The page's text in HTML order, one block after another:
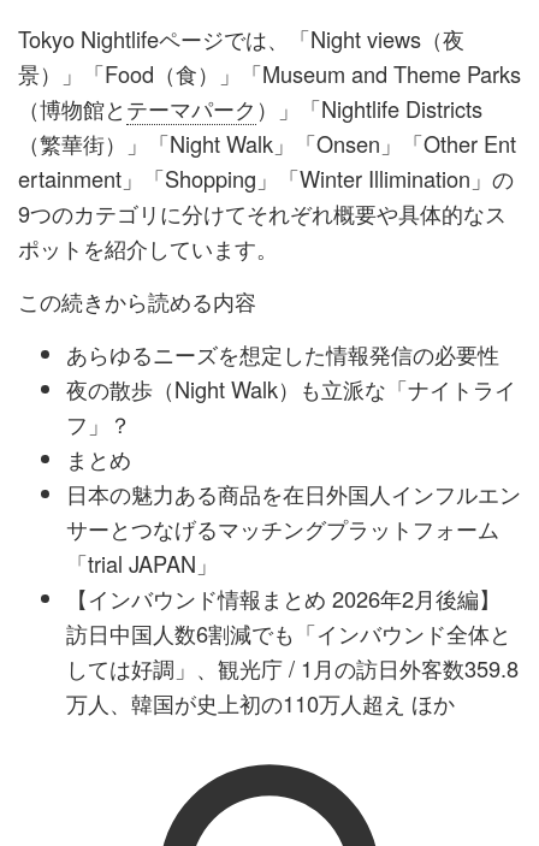
Tokyo Nightlifeページでは、「Night views（夜
景）」「Food（食）」「Museum and Theme Parks
（博物館とテーマパーク ）」「Nightlife Districts
（繁華街）」「Night Walk」「Onsen」「Other Ent
ertainment」「Shopping」「Winter Illimination」の
9つのカテゴリに分けてそれぞれ概要や具体的なス
ポットを紹介しています。
この続きから読める内容
あらゆるニーズを想定した情報発信の必要性
夜の散歩（Night Walk）も立派な「ナイトライ
フ」？
まとめ
日本の魅力ある商品を在日外国人インフルエン
サーとつなげるマッチングプラットフォーム
「trial JAPAN」
【インバウンド情報まとめ 2026年2月後編】
訪日中国人数6割減でも「インバウンド全体と
しては好調」、観光庁 / 1月の訪日外客数359.8
万人、韓国が史上初の110万人超え ほか